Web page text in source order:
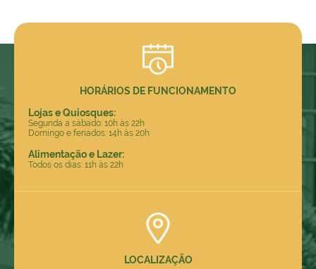
HORÁRIOS DE FUNCIONAMENTO
Lojas e Quiosques:
Segunda a sábado: 10h às 22h
Domingo e feriados: 14h às 20h
Alimentação e Lazer:
Todos os dias: 11h às 22h
LOCALIZAÇÃO